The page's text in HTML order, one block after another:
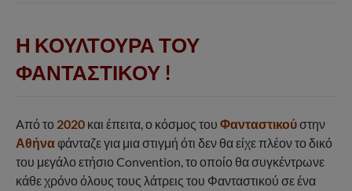
Η ΚΟΥΛΤΟΥΡΑ ΤΟΥ
ΦΑΝΤΑΣΤΙΚΟΥ !
Aπό το 2020 και έπειτα, ο κόσμος του Φανταστικούστην
Αθήναφάνταζε για μια στιγμή ότι δεν θα είχε πλέον το δικό
του μεγάλο ετήσιο Convention, το οποίο θα συγκέντρωνε
κάθε χρόνο όλους τους λάτρεις του Φανταστικού σε ένα